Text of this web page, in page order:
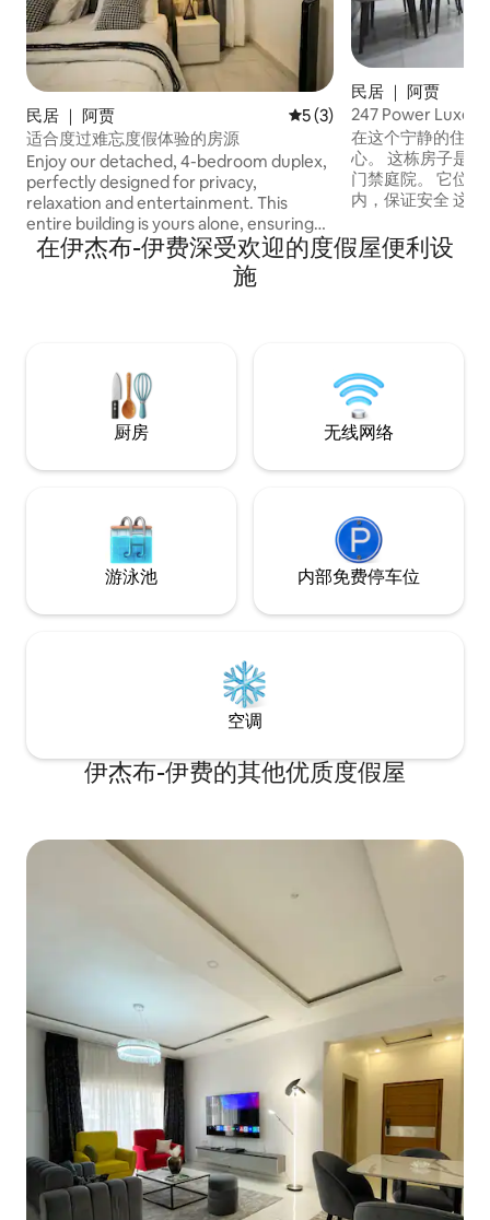
民居 ｜ 阿贾 平均评分 5 分（满分 5 分）
5 (3)
适合度过难忘度假体验的房源
Enjoy our detached, 4-bedroom duplex,
perfectly designed for privacy,
relaxation and entertainment. This
entire building is yours alone, ensuring
full fledged privacy. - 4 spacious
bedrooms (ensuite) / Balcony - ⁠PS5 | FIFA
door, so you never have to leave the
Groups of friends looking for a
memorable getaway!
民居 ｜ 阿贾
247 Power Luxe 3
池靠近LBS
在这个宁静的住处
心。 这栋房子是一个安全的大都会街区的
门禁庭院。 它位
内，保证安全 这套酒店式露台复式公寓距
）仅3分钟车程，
餐厅仅1分钟车程
在伊杰布-伊费深受欢迎的度假屋便利设
施
厨房 无线网络
游泳池 内部免费停车位
空调
伊杰布-伊费的其他优质度假屋